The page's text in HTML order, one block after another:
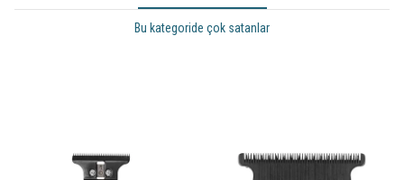
Bu kategoride çok satanlar